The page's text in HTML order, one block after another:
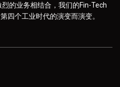
的业务相结合，我们的Fin-Tech
四个工业时代的演变而演变。